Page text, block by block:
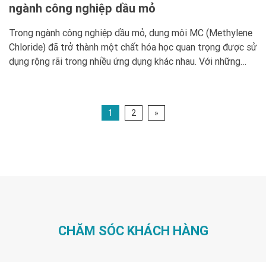
ngành công nghiệp dầu mỏ
Trong ngành công nghiệp dầu mỏ, dung môi MC (Methylene
Chloride) đã trở thành một chất hóa học quan trọng được sử
dụng rộng rãi trong nhiều ứng dụng khác nhau. Với những
1 2 »
CHĂM SÓC KHÁCH HÀNG